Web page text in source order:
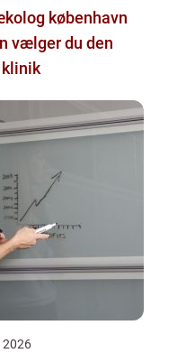
københavn
vælger du den
2026